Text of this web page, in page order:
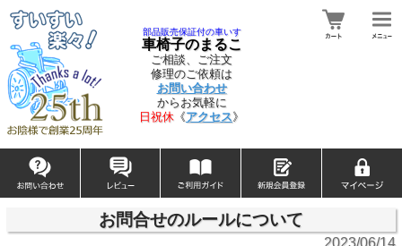
部品販売保証付の車いす
車椅子のまるこ
ご相談、ご注文
修理のご依頼は
お問い合わせ
からお気軽に
日祝休 《アクセス》
お問合せのルールについて
2023/06/14